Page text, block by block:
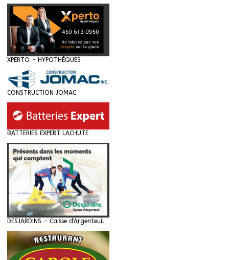
XPERTO - HYPOTHÈQUES
CONSTRUCTION JOMAC
BATTERIES EXPERT LACHUTE
DESJARDINS - Caisse d'Argenteuil